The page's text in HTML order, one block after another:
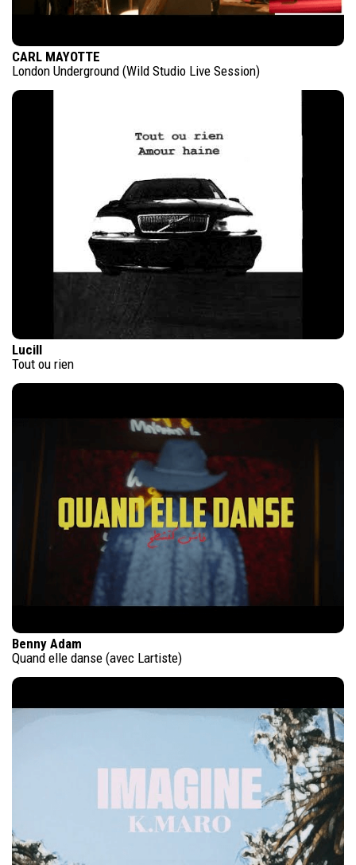
CARL MAYOTTE
London Underground (Wild Studio Live Session)
Lucill
Tout ou rien
Benny Adam
Quand elle danse (avec Lartiste)